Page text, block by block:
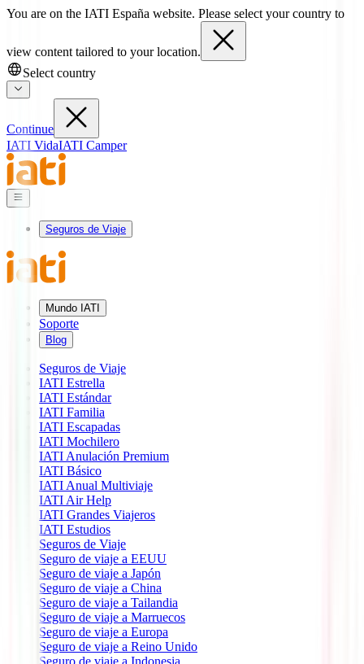
You are on the IATI España website. Please select your country to
view content tailored to your location.
Select country
Continue
IATI VidaIATI Camper
Seguros de Viaje
Mundo IATI
Soporte
Blog
Seguros de Viaje
IATI Estrella
IATI Estándar
IATI Familia
IATI Escapadas
IATI Mochilero
IATI Anulación Premium
IATI Básico
IATI Anual Multiviaje
IATI Air Help
IATI Grandes Viajeros
IATI Estudios
Seguros de Viaje
Seguro de viaje a EEUU
Seguro de viaje a Japón
Seguro de viaje a China
Seguro de viaje a Tailandia
Seguro de viaje a Marruecos
Seguro de viaje a Europa
Seguro de viaje a Reino Unido
Seguro de viaje a Indonesia